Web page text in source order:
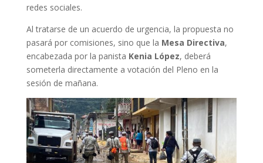
redes sociales.
Al tratarse de un acuerdo de urgencia, la propuesta no
pasará por comisiones, sino que la Mesa Directiva,
encabezada por la panista Kenia López, deberá
someterla directamente a votación del Pleno en la
sesión de mañana.